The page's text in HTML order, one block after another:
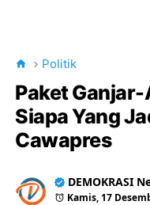
Politik
Paket
Siapa Yang
Cawapres
DEMOKRASI
Kamis, 17